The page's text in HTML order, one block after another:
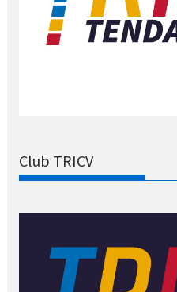
Club TRICV